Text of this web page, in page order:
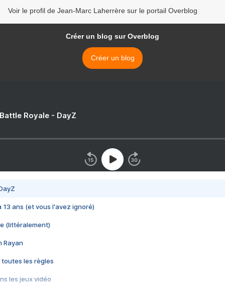
Voir le profil de Jean-Marc Laherrère sur le portail Overblog
Créer un blog sur Overblog
Créer un blog
Royale - DayZ
13 ans (et vous l'avez ignoré)
(littéralement)
Rayan
toutes les règles
les jeux vidéo